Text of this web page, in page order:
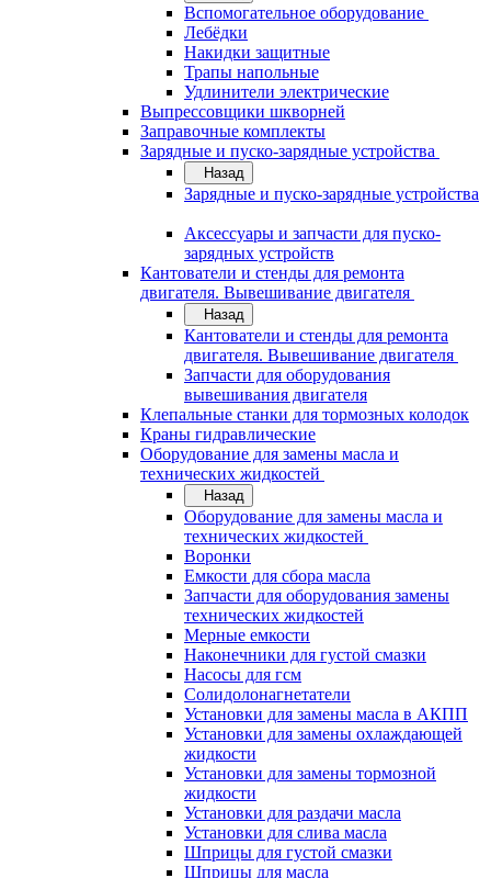
Вспомогательное оборудование
Лебёдки
Накидки защитные
Трапы напольные
Удлинители электрические
Выпрессовщики шкворней
Заправочные комплекты
Зарядные и пуско-зарядные устройства
Назад
Зарядные и пуско-зарядные устройства
Аксессуары и запчасти для пуско-
зарядных устройств
Кантователи и стенды для ремонта
двигателя. Вывешивание двигателя
Назад
Кантователи и стенды для ремонта
двигателя. Вывешивание двигателя
Запчасти для оборудования
вывешивания двигателя
Клепальные станки для тормозных колодок
Краны гидравлические
Оборудование для замены масла и
технических жидкостей
Назад
Оборудование для замены масла и
технических жидкостей
Воронки
Емкости для сбора масла
Запчасти для оборудования замены
технических жидкостей
Мерные емкости
Наконечники для густой смазки
Насосы для гсм
Солидолонагнетатели
Установки для замены масла в АКПП
Установки для замены охлаждающей
жидкости
Установки для замены тормозной
жидкости
Установки для раздачи масла
Установки для слива масла
Шприцы для густой смазки
Шприцы для масла